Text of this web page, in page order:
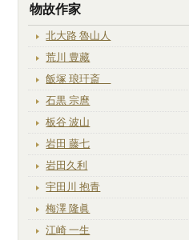
物故作家
北大路 魯山人
荒川 豊藏
飯塚 琅玕斎
石黒 宗麿
板谷 波山
岩田 藤七
岩田久利
宇田川 抱青
梅澤 隆眞
江崎 一生